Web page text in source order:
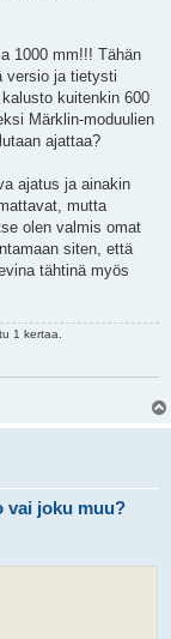
1000 mm!!! Tähän
versio ja tietysti
kuitenkin 600
Märklin-moduulien
ajattaa?
ajatus ja ainakin
mutta
olen valmis omat
siten, että
tähtinä myös
1 kertaa.
vai joku muu?